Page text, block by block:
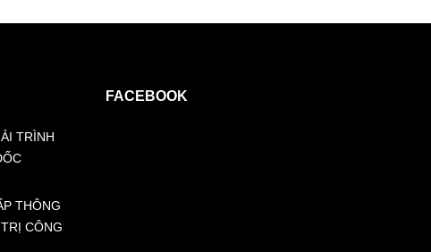
TRÌNH
THÔNG
CÔNG
FACEBOOK